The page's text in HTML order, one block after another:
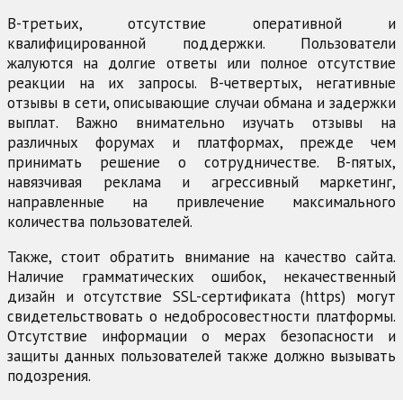
В-третьих, отсутствие оперативной и
квалифицированной поддержки. Пользователи
жалуются на долгие ответы или полное отсутствие
реакции на их запросы. В-четвертых, негативные
отзывы в сети, описывающие случаи обмана и задержки
выплат. Важно внимательно изучать отзывы на
различных форумах и платформах, прежде чем
принимать решение о сотрудничестве. В-пятых,
навязчивая реклама и агрессивный маркетинг,
направленные на привлечение максимального
количества пользователей.
Также, стоит обратить внимание на качество сайта.
Наличие грамматических ошибок, некачественный
дизайн и отсутствие SSL-сертификата (https) могут
свидетельствовать о недобросовестности платформы.
Отсутствие информации о мерах безопасности и
защиты данных пользователей также должно вызывать
подозрения.